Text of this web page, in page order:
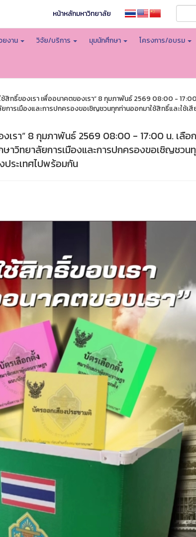
หน้าหลักมหาวิทยาลัย
ยงาน วิจัย/บริการ มุมนักศึกษา โครงการ/อบรม
สิทธิ์ของเรา เพื่ออนาคตของเรา” 8 กุมภาพันธ์ 2569 08:00 -
การเมืองและการปกครองขอเชิญชวนทุกท่านออกมาใช้สิทธิ์และใช้เ
งเรา” 8 กุมภาพันธ์ 2569 08:00 - 17:00 น. เลื
าวิทยาลัยการเมืองและการปกครองขอเชิญชวน
ระเทศไปพร้อมกัน